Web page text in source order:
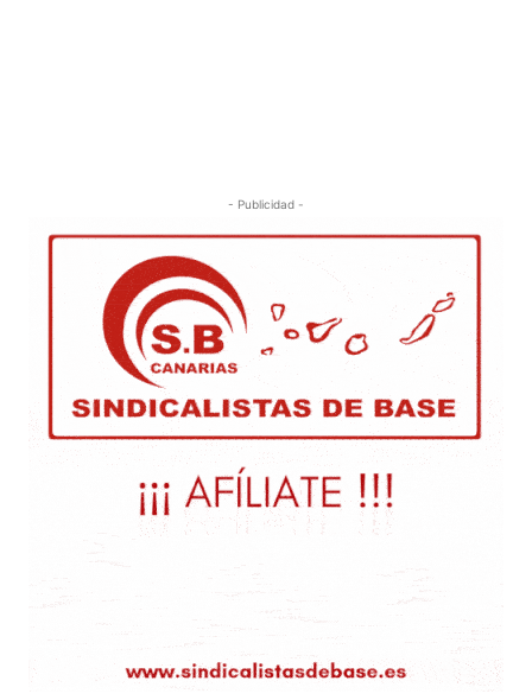
- Publicidad -